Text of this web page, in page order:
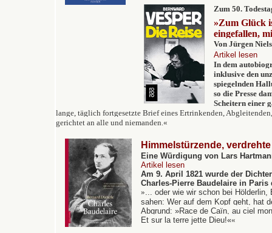
Zum 50.
»Zum Glück
eingefallen,
Von Jürgen
Artikel lesen
In dem
inklusive den
spiegelnden
so die Presse
Scheitern einer
lange, täglich fortgesetzte Brief eines Ertrinkenden,
gerichtet an alle und niemanden.«
Himmelstürzende,
Eine Würdigung von Lars
Artikel lesen
Am 9. April 1821 wurde der Dichter
Charles-Pierre Baudelaire in Paris
»... oder wie wir schon bei Hölderlin,
sahen: Wer auf dem Kopf geht, hat
Abgrund: »Race de Caïn, au ciel
Et sur la terre jette Dieu!««